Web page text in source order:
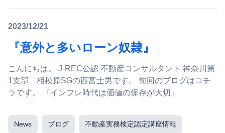
2023/12/21
『意外と多いローン奴隷』
こんにちは。 J-REC公認 不動産コンサルタント 神奈川第
1支部 相模原SGの西富士男です。 前回のブログはコチ
ラです。 『インフレ時代は価値の保存が大切』
News ブログ 不動産実務検定認定講座情報